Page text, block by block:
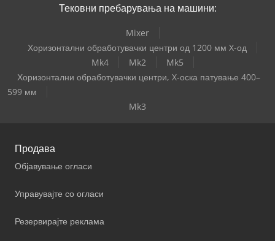
Тековни пребарувања на машини:
Mixer
Хоризонтални обработувачки центри од 1200 мм X-од
Mk4
Mk2
Mk5
Хоризонтални обработувачки центри, X-оска патување 400–
599 мм
Mk3
Продава
Објавување огласи
Управувајте со огласи
Резервирајте реклама